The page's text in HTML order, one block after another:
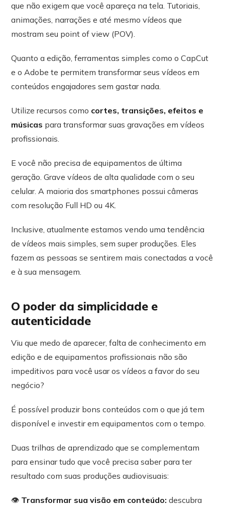
que não exigem que você apareça na tela. Tutoriais,
animações, narrações e até mesmo vídeos que
mostram seu point of view (POV).
Quanto a edição, ferramentas simples como o CapCut
e o Adobe te permitem transformar seus vídeos em
conteúdos engajadores sem gastar nada.
Utilize recursos como cortes, transições, efeitos e
músicas para transformar suas gravações em vídeos
profissionais.
E você não precisa de equipamentos de última
geração. Grave vídeos de alta qualidade com o seu
celular. A maioria dos smartphones possui câmeras
com resolução Full HD ou 4K.
Inclusive, atualmente estamos vendo uma tendência
de vídeos mais simples, sem super produções. Eles
fazem as pessoas se sentirem mais conectadas a você
e à sua mensagem.
O poder da simplicidade e
autenticidade
Viu que medo de aparecer, falta de conhecimento em
edição e de equipamentos profissionais não são
impeditivos para você usar os vídeos a favor do seu
negócio?
É possível produzir bons conteúdos com o que já tem
disponível e investir em equipamentos com o tempo.
Duas trilhas de aprendizado que se complementam
para ensinar tudo que você precisa saber para ter
resultado com suas produções audiovisuais:
👁 Transformar sua visão em conteúdo:descubra